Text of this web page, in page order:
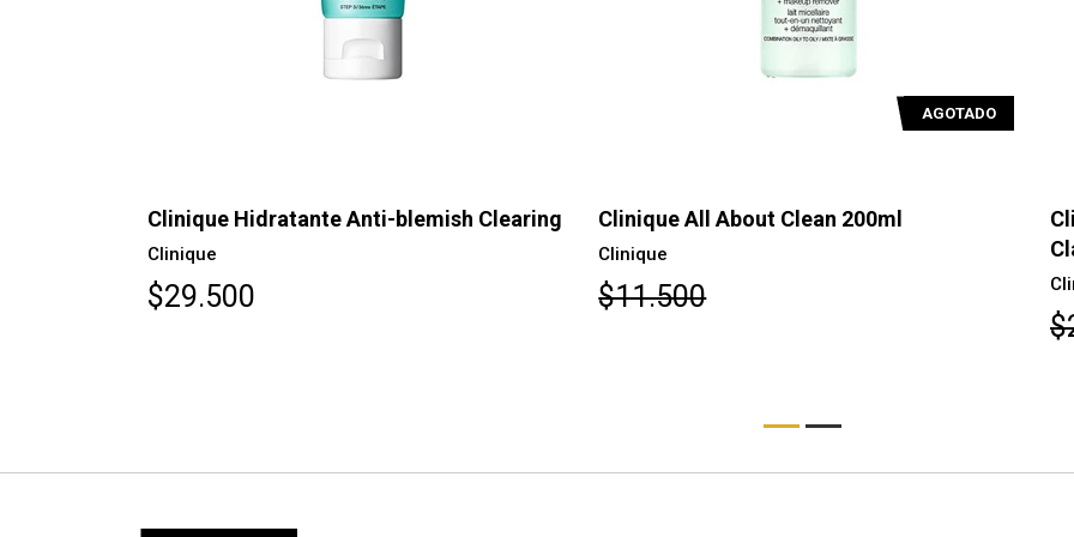
Clinique Hidratante Anti-blemish Clearing
Clinique
$29.500
AGOTADO
Clinique All About Clean 200ml
Clinique
$11.500